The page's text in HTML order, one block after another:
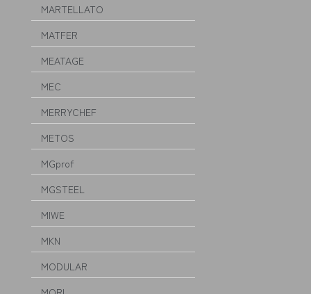
MARTELLATO
MATFER
MEATAGE
MEC
MERRYCHEF
METOS
MGprof
MGSTEEL
MIWE
MKN
MODULAR